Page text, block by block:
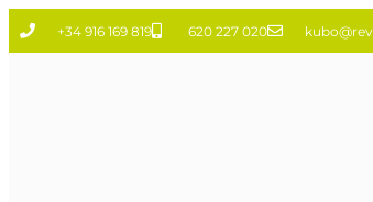
+34 916 169 819 620 227 020